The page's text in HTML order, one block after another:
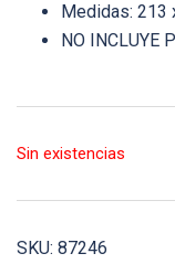
Medidas: 213
NO INCLUYE
Sin existencias
SKU: 87246